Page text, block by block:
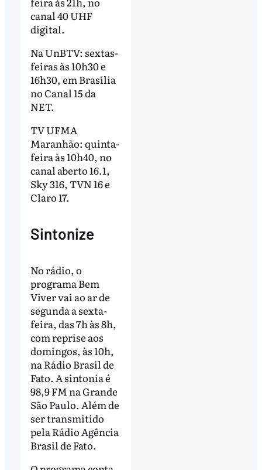
canal 40 UHF
digital.
Na UnBTV: sextas-
feiras às 10h30 e
16h30, em Brasília
no Canal 15 da
NET.
TV UFMA
Maranhão: quinta-
feira às 10h40, no
canal aberto 16.1,
Sky 316, TVN 16 e
Claro 17.
Sintonize
No rádio, o
programa Bem
Viver vai ao ar de
segunda a sexta-
feira, das 7h às 8h,
com reprise aos
domingos, às 10h,
na Rádio Brasil de
Fato. A sintonia é
98,9 FM na Grande
São Paulo. Além de
ser transmitido
pela Rádio Agência
Brasil de Fato.